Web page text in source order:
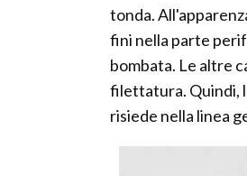
tonda.
fini nella parte
bombata. Le altre
filettatura. Quindi,
risiede nella linea